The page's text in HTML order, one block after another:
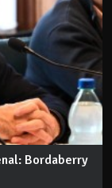
Bordaberry